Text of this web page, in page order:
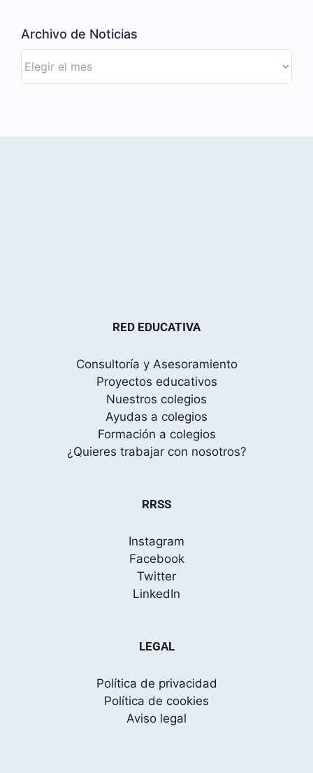
Archivo de Noticias
de
RED EDUCATIVA
Consultoría y Asesoramiento
Proyectos educativos
Nuestros colegios
Ayudas a colegios
Formación a colegios
¿Quieres trabajar con nosotros?
RRSS
Instagram
Facebook
Twitter
LinkedIn
LEGAL
Política de privacidad
Política de cookies
Aviso legal